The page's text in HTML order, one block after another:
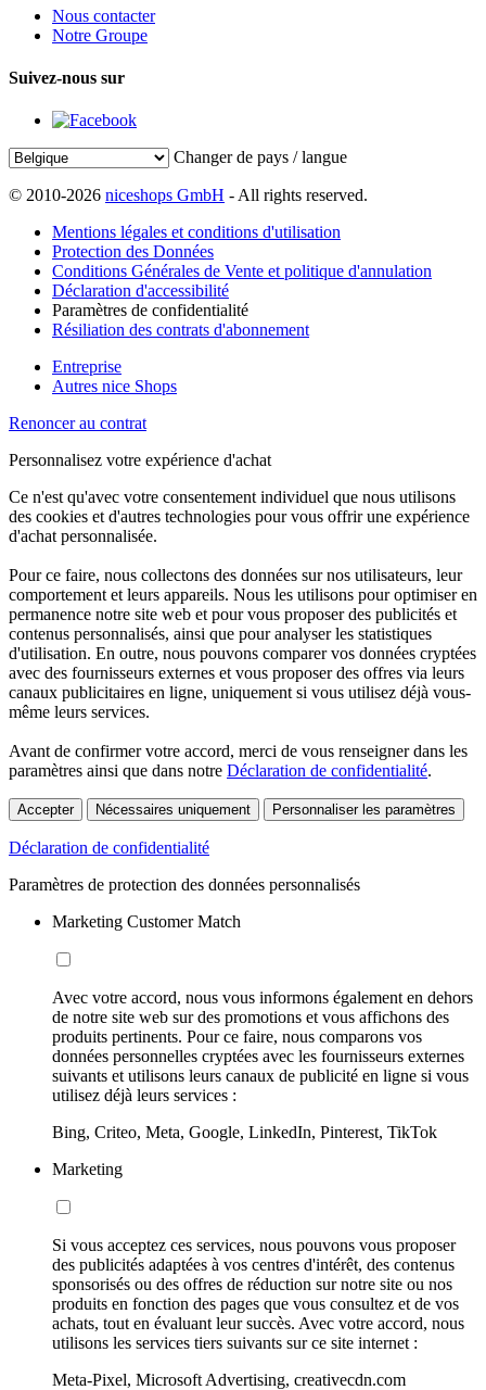
Nous contacter
Notre Groupe
Suivez-nous sur
Changer de pays / langue
© 2010-2026 niceshops GmbH - All rights reserved.
Mentions légales et conditions d'utilisation
Protection des Données
Conditions Générales de Vente et politique d'annulation
Déclaration d'accessibilité
Paramètres de confidentialité
Résiliation des contrats d'abonnement
Entreprise
Autres nice Shops
Renoncer au contrat
Personnalisez votre expérience d'achat
Ce n'est qu'avec votre consentement individuel que nous utilisons
des cookies et d'autres technologies pour vous offrir une expérience
d'achat personnalisée.
Pour ce faire, nous collectons des données sur nos utilisateurs, leur
comportement et leurs appareils. Nous les utilisons pour optimiser en
permanence notre site web et pour vous proposer des publicités et
contenus personnalisés, ainsi que pour analyser les statistiques
d'utilisation. En outre, nous pouvons comparer vos données cryptées
avec des fournisseurs externes et vous proposer des offres via leurs
canaux publicitaires en ligne, uniquement si vous utilisez déjà vous-
même leurs services.
Avant de confirmer votre accord, merci de vous renseigner dans les
paramètres ainsi que dans notre Déclaration de confidentialité.
Accepter Nécessaires uniquement Personnaliser les paramètres
Déclaration de confidentialité
Paramètres de protection des données personnalisés
Marketing Customer Match
Avec votre accord, nous vous informons également en dehors
de notre site web sur des promotions et vous affichons des
produits pertinents. Pour ce faire, nous comparons vos
données personnelles cryptées avec les fournisseurs externes
suivants et utilisons leurs canaux de publicité en ligne si vous
utilisez déjà leurs services :
Bing, Criteo, Meta, Google, LinkedIn, Pinterest, TikTok
Marketing
Si vous acceptez ces services, nous pouvons vous proposer
des publicités adaptées à vos centres d'intérêt, des contenus
sponsorisés ou des offres de réduction sur notre site ou nos
produits en fonction des pages que vous consultez et de vos
achats, tout en évaluant leur succès. Avec votre accord, nous
utilisons les services tiers suivants sur ce site internet :
Meta-Pixel, Microsoft Advertising, creativecdn.com